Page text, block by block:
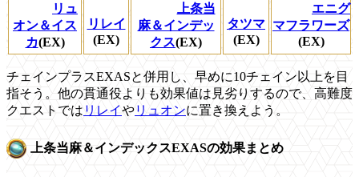
リュ
オン＆イス
カ(EX)
リレイ
(EX)
上条当
麻＆インデッ
クス(EX)
タツマ
(EX)
エニグ
マフラワーズ
(EX)
チェインプラスEXASと併用し、早めに10チェイン以上を目
指そう。他の貫通役よりも効果値は見劣りするので、高難度
クエストでは リレイやリュオンに置き換えよう。
上条当麻＆インデックスEXASの効果まとめ